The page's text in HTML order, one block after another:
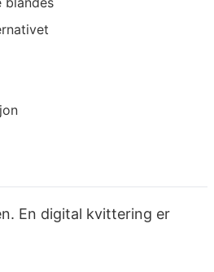
En digital kvittering er